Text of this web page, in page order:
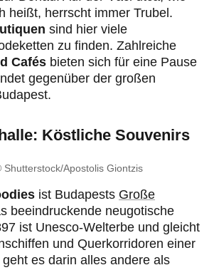
heißt, herrscht immer Trubel.
sind hier viele
zu finden. Zahlreiche
Cafés bieten sich für eine Pause
gegenüber der großen
Köstliche Souvenirs
Shutterstock/Apostolis Giontzis
ist Budapests Große
beeindruckende neugotische
ist Unesco-Welterbe und gleicht
und Querkorridoren einer
es darin alles andere als